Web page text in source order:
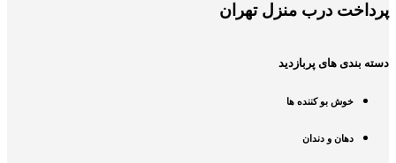
پرداخت درب منزل تهران
دسته بندی های پربازدید
خوش بو کننده ها
دهان و دندان